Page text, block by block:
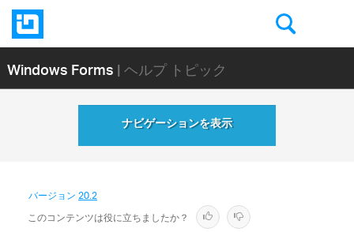
Windows Forms| ヘルプ トピック
ナビゲーションを表示
バージョン20.2
このコンテンツは役に立ちましたか？